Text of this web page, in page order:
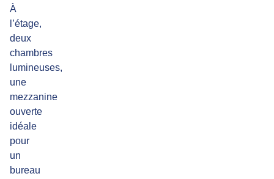
À
l’étage,
deux
chambres
lumineuses,
une
mezzanine
ouverte
idéale
pour
un
bureau